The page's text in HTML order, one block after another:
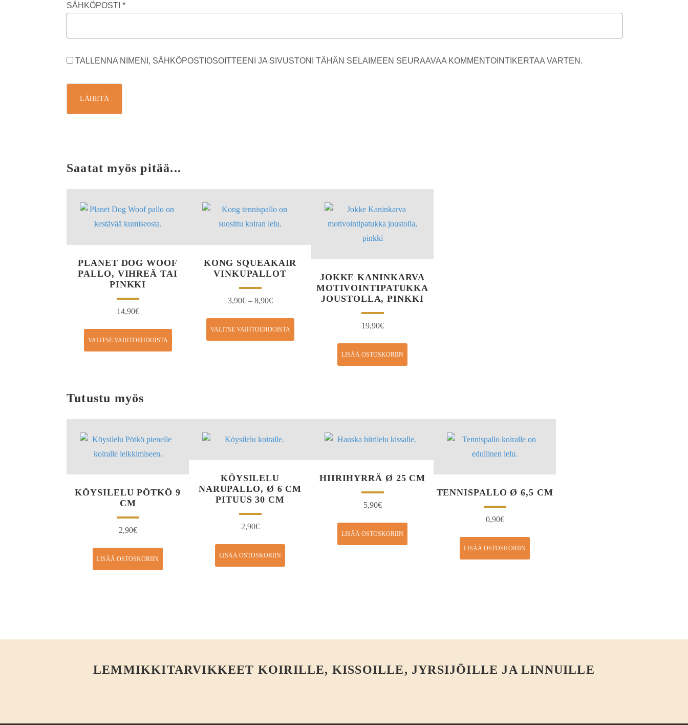
SÄHKÖPOSTI*
TALLENNA NIMENI, SÄHKÖPOSTIOSOITTEENI JA SIVUSTONI TÄHÄN SELAIMEEN SEURAAVAA KOMMENTOINTIKERTAA VARTEN.
Saatat myös pitää...
PLANET DOG WOOF
PALLO, VIHREÄ TAI
PINKKI
14,90€
VALITSE VAIHTOEHDOISTA
KONG SQUEAKAIR
VINKUPALLOT
3,90€ – 8,90€
VALITSE VAIHTOEHDOISTA
JOKKE KANINKARVA
MOTIVOINTIPATUKKA
JOUSTOLLA, PINKKI
19,90€
LISÄÄ OSTOSKORIIN
Tutustu myös
KÖYSILELU PÖTKÖ 9
CM
2,90€
LISÄÄ OSTOSKORIIN
KÖYSILELU
NARUPALLO, Ø 6 CM
PITUUS 30 CM
2,90€
LISÄÄ OSTOSKORIIN
HIIRIHYRRÄ Ø 25 CM
5,90€
LISÄÄ OSTOSKORIIN
TENNISPALLO Ø 6,5 CM
0,90€
LISÄÄ OSTOSKORIIN
LEMMIKKITARVIKKEET KOIRILLE, KISSOILLE, JYRSIJÖILLE JA LINNUILLE